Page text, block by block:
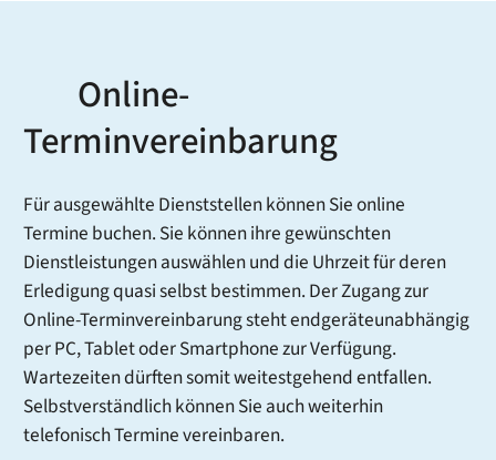
Online-
Terminvereinbarung
Für ausgewählte Dienststellen können Sie online
Termine buchen. Sie können ihre gewünschten
Dienstleistungen auswählen und die Uhrzeit für deren
Erledigung quasi selbst bestimmen. Der Zugang zur
Online-Terminvereinbarung steht endgeräteunabhängig
per PC, Tablet oder Smartphone zur Verfügung.
Wartezeiten dürften somit weitestgehend entfallen.
Selbstverständlich können Sie auch weiterhin
telefonisch Termine vereinbaren.